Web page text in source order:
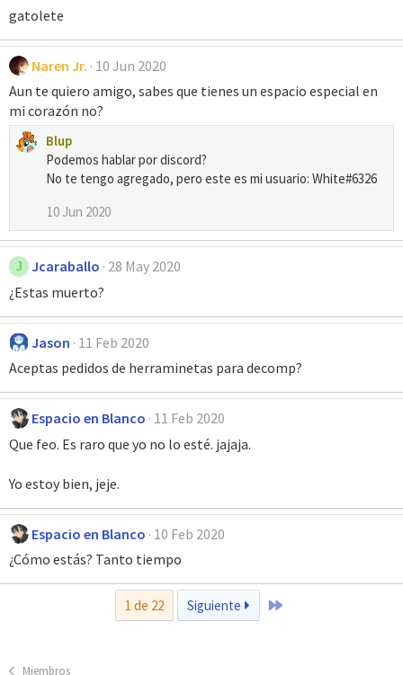
gatolete
Naren Jr. 10 Jun 2020
Aun te quiero amigo, sabes que tienes un espacio especial en
mi corazón no?
Blup
Podemos hablar por discord?
No te tengo agregado, pero este es mi usuario: White#6326
10 Jun 2020
J Jcaraballo 28 May 2020
¿Estas muerto?
Jason 11 Feb 2020
Aceptas pedidos de herraminetas para decomp?
Espacio en Blanco 11 Feb 2020
Que feo. Es raro que yo no lo esté. jajaja.
Yo estoy bien, jeje.
Espacio en Blanco 10 Feb 2020
¿Cómo estás? Tanto tiempo
1 de 22 Siguiente Último
Miembros